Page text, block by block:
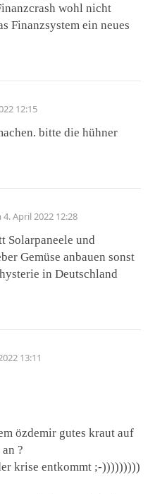
wohl nicht
Finanzsystem ein neues
12:15
bitte die hühner
4. April 2022 12:28
Solarpaneele und
Gemüse anbauen sonst
in Deutschland
13:11
özdemir gutes kraut auf
?
krise entkommt ;-)))))))))